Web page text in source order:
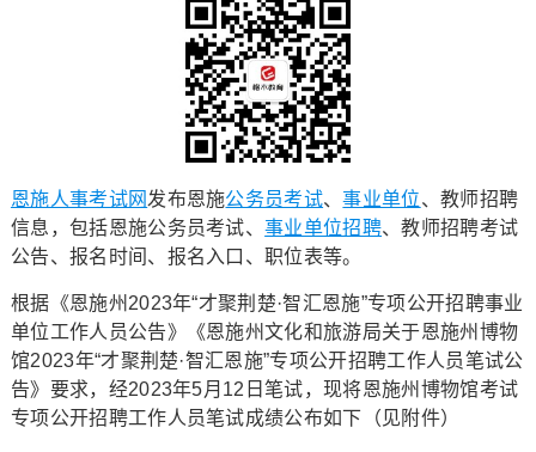
恩施人事考试网 发布恩施公务员考试、事业单位、教师招聘
信息，包括恩施公务员考试、事业单位招聘、教师招聘考试
公告、报名时间、报名入口、职位表等。
根据《恩施州2023年“才聚荆楚·智汇恩施”专项公开招聘事业
单位工作人员公告》《恩施州文化和旅游局关于恩施州博物
馆2023年“才聚荆楚·智汇恩施”专项公开招聘工作人员笔试公
告》要求，经2023年5月12日笔试，现将恩施州博物馆考试
专项公开招聘工作人员笔试成绩公布如下（见附件）